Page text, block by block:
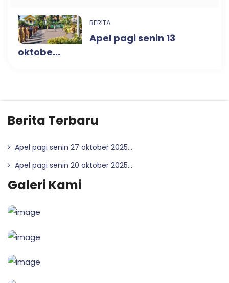
BERITA
Apel pagi senin 13
oktobe...
Berita Terbaru
Apel pagi senin 27 oktober 2025...
Apel pagi senin 20 oktober 2025...
Galeri Kami